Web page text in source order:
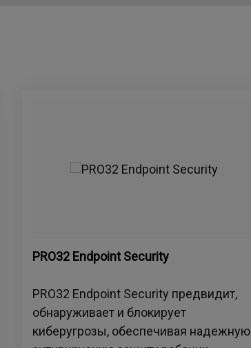
PRO32 Endpoint Security
PRO32 Endpoint Security предвидит,
обнаруживает и блокирует
киберугрозы, обеспечивая надежную